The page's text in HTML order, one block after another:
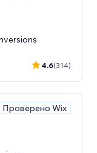
4.6(314)
Проверено Wix